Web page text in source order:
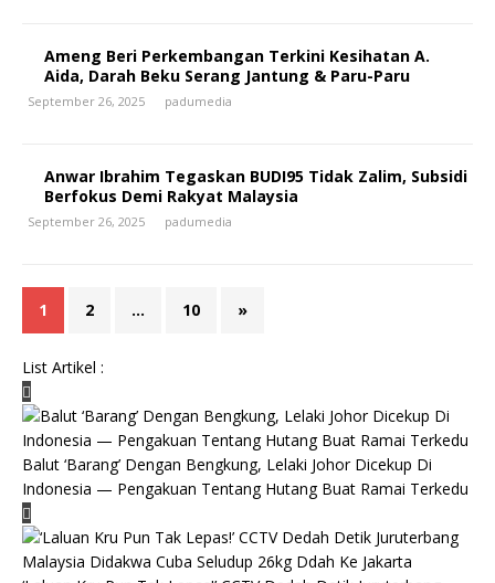
Ameng Beri Perkembangan Terkini Kesihatan A.
Aida, Darah Beku Serang Jantung & Paru-Paru
September 26, 2025 padumedia
Anwar Ibrahim Tegaskan BUDI95 Tidak Zalim, Subsidi
Berfokus Demi Rakyat Malaysia
September 26, 2025 padumedia
1 2 … 10 »
List Artikel :
Balut ‘Barang’ Dengan Bengkung, Lelaki Johor Dicekup Di
Indonesia — Pengakuan Tentang Hutang Buat Ramai Terkedu